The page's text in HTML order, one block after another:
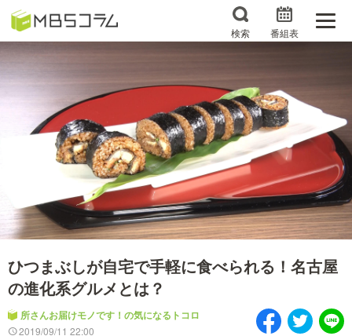
検索 番組表
番組コラムから探す
日曜日の初耳学 復習編 エンタメMBS
3分で読める！『ザ・リー
ダー』たちの泣き笑い
もう一度楽しむプレバト
サタプラ ～気になる情
報をちょこっとプラス～
所さんお届けモノです！
の気になるトコロ
推しといつまでも 月曜の蛙、大海を知る。
マニアックでメカニカル
そしてＭＢＳ的なＭなス
ポーツ
何が起こるかホンマにわ
ひつまぶしが自宅で手軽に食べられる！名古屋
の進化系グルメとは？
所さんお届けモノです！の気になるトコロ
2019/09/11 22:00